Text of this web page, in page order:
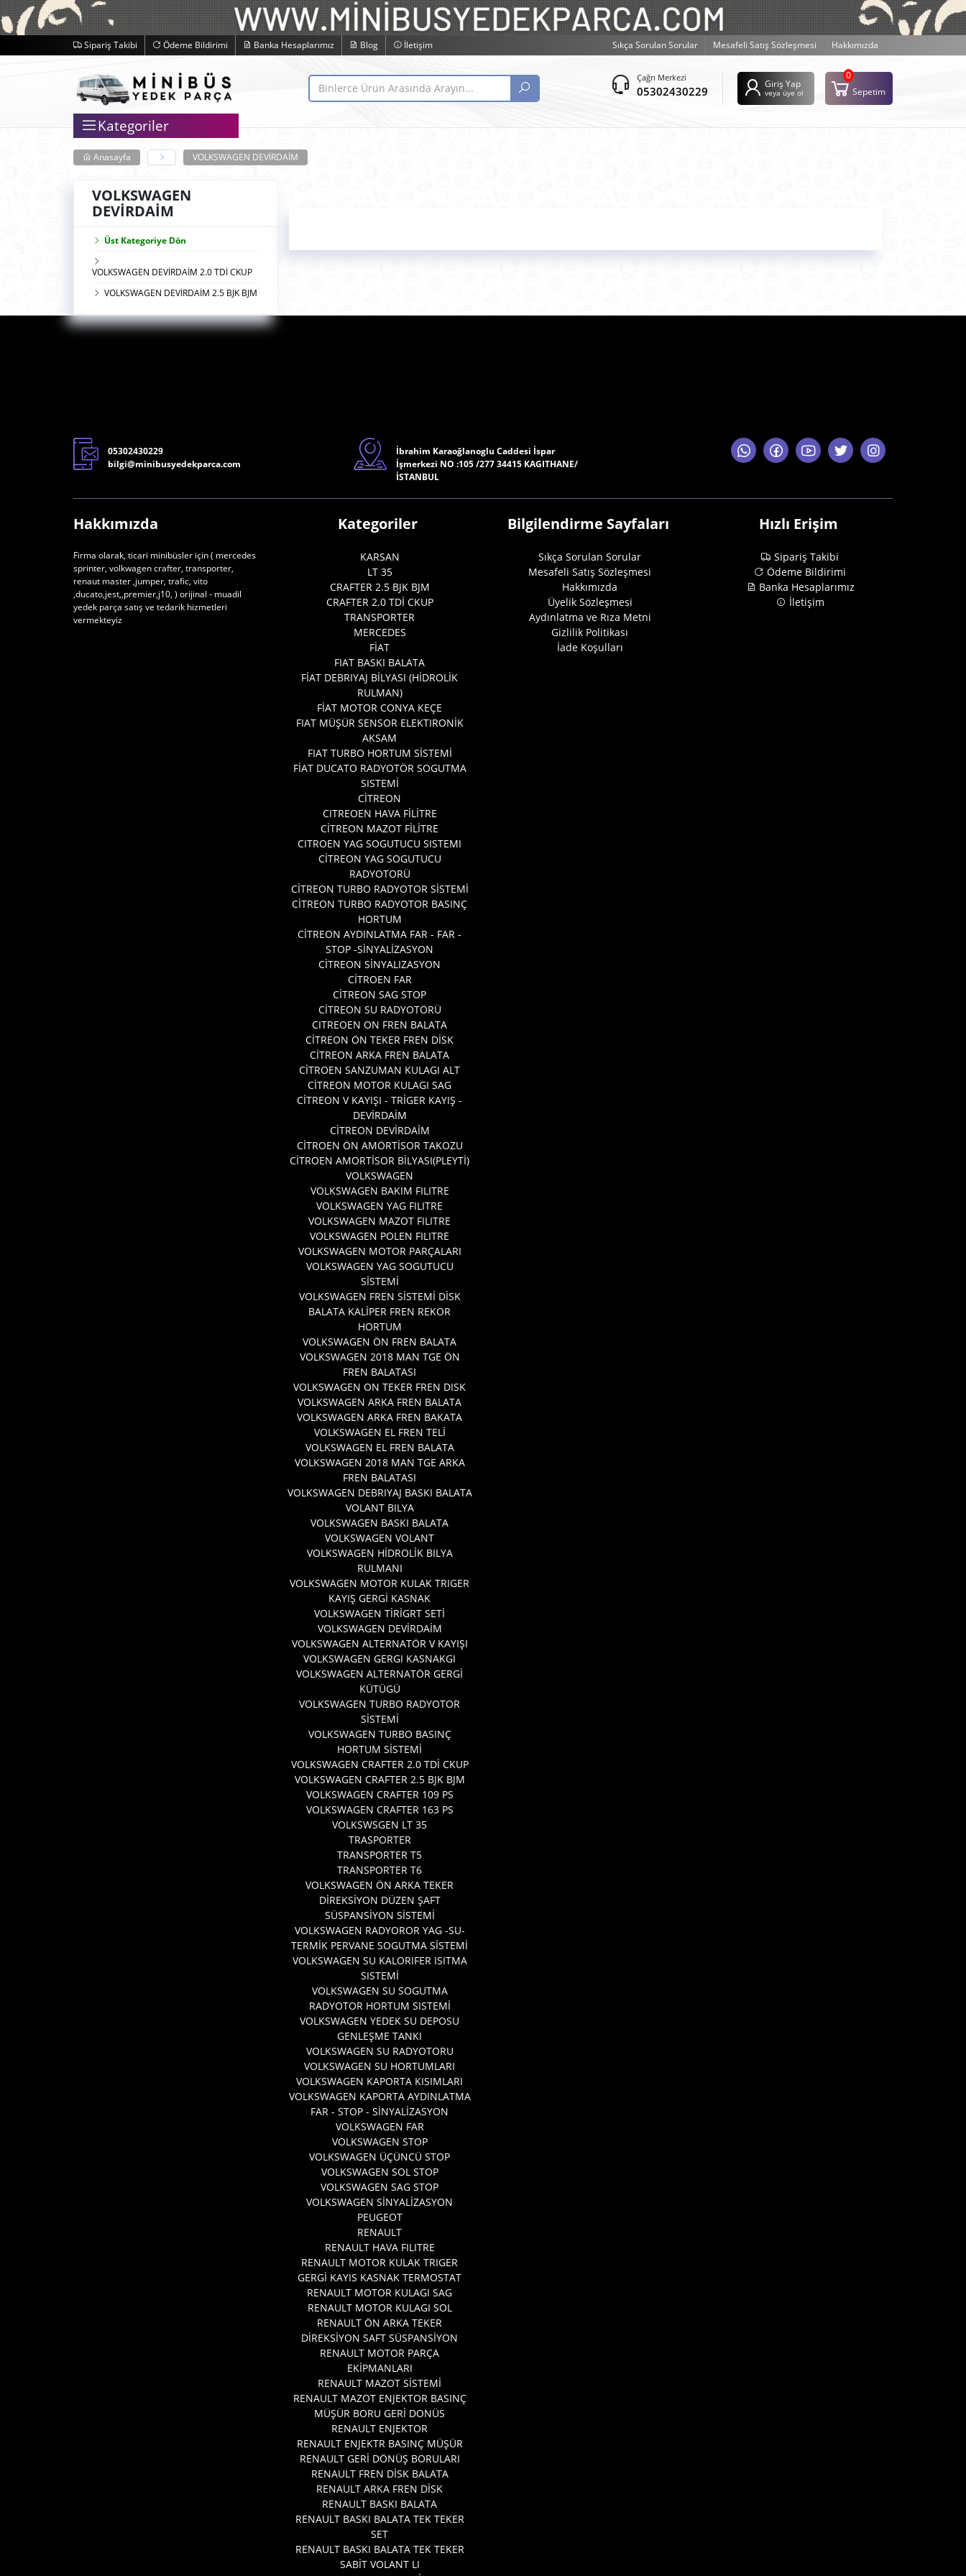
Sipariş Takibi Ödeme Bildirimi Banka Hesaplarımız Blog İletişim Sıkça Sorulan Sorular Mesafeli Satış Sözleşmesi Hakkımızda
Çağrı Merkezi
05302430229
Giriş Yap
veya üye ol
0
Sepetim
Kategoriler
Anasayfa VOLKSWAGEN DEVİRDAİM
VOLKSWAGEN
DEVİRDAİM
Üst Kategoriye Dön
VOLKSWAGEN DEVİRDAİM 2.0 TDİ CKUP
VOLKSWAGEN DEVİRDAİM 2.5 BJK BJM
05302430229
bilgi@minibusyedekparca.com
İbrahim Karaoğlanoglu Caddesi İspar
İşmerkezi NO :105 /277 34415 KAGITHANE/
İSTANBUL
Hakkımızda
Firma olarak, ticari minibüsler için ( mercedes
sprinter, volkwagen crafter, transporter,
renaut master ,jumper, trafic, vito
,ducato,jest,,premier,j10, ) orijinal - muadil
yedek parça satış ve tedarik hizmetleri
vermekteyiz
Kategoriler
KARSAN
LT 35
CRAFTER 2.5 BJK BJM
CRAFTER 2.0 TDİ CKUP
TRANSPORTER
MERCEDES
FİAT
FIAT BASKI BALATA
FİAT DEBRIYAJ BİLYASI (HİDROLİK
RULMAN)
FİAT MOTOR CONYA KEÇE
FIAT MÜŞÜR SENSOR ELEKTIRONİK
AKSAM
FIAT TURBO HORTUM SİSTEMİ
FİAT DUCATO RADYOTÖR SOGUTMA
SISTEMİ
CİTREON
CITREOEN HAVA FİLİTRE
CİTREON MAZOT FİLİTRE
CITROEN YAG SOGUTUCU SISTEMI
CİTREON YAG SOGUTUCU
RADYOTORÜ
CİTREON TURBO RADYOTOR SİSTEMİ
CİTREON TURBO RADYOTOR BASINÇ
HORTUM
CİTREON AYDINLATMA FAR - FAR -
STOP -SİNYALİZASYON
CİTREON SİNYALIZASYON
CİTROEN FAR
CİTREON SAG STOP
CİTREON SU RADYOTÖRÜ
CITREOEN ON FREN BALATA
CİTREON ÖN TEKER FREN DİSK
CİTREON ARKA FREN BALATA
CİTROEN SANZUMAN KULAGI ALT
CİTREON MOTOR KULAGI SAG
CİTREON V KAYIŞI - TRİGER KAYIŞ -
DEVİRDAİM
CİTREON DEVİRDAİM
CİTROEN ÖN AMÖRTİSOR TAKOZU
CİTROEN AMORTİSOR BİLYASI(PLEYTİ)
VOLKSWAGEN
VOLKSWAGEN BAKIM FILITRE
VOLKSWAGEN YAG FILITRE
VOLKSWAGEN MAZOT FILITRE
VOLKSWAGEN POLEN FILITRE
VOLKSWAGEN MOTOR PARÇALARI
VOLKSWAGEN YAG SOGUTUCU
SİSTEMİ
VOLKSWAGEN FREN SİSTEMİ DİSK
BALATA KALİPER FREN REKOR
HORTUM
VOLKSWAGEN ÖN FREN BALATA
VOLKSWAGEN 2018 MAN TGE ÖN
FREN BALATASI
VOLKSWAGEN ON TEKER FREN DISK
VOLKSWAGEN ARKA FREN BALATA
VOLKSWAGEN ARKA FREN BAKATA
VOLKSWAGEN EL FREN TELİ
VOLKSWAGEN EL FREN BALATA
VOLKSWAGEN 2018 MAN TGE ARKA
FREN BALATASI
VOLKSWAGEN DEBRIYAJ BASKI BALATA
VOLANT BILYA
VOLKSWAGEN BASKI BALATA
VOLKSWAGEN VOLANT
VOLKSWAGEN HİDROLİK BILYA
RULMANI
VOLKSWAGEN MOTOR KULAK TRIGER
KAYIŞ GERGİ KASNAK
VOLKSWAGEN TİRİGRT SETİ
VOLKSWAGEN DEVİRDAİM
VOLKSWAGEN ALTERNATÖR V KAYIŞI
VOLKSWAGEN GERGI KASNAKGI
VOLKSWAGEN ALTERNATÖR GERGİ
KÜTÜGÜ
VOLKSWAGEN TURBO RADYOTOR
SİSTEMİ
VOLKSWAGEN TURBO BASINÇ
HORTUM SİSTEMİ
VOLKSWAGEN CRAFTER 2.0 TDİ CKUP
VOLKSWAGEN CRAFTER 2.5 BJK BJM
VOLKSWAGEN CRAFTER 109 PS
VOLKSWAGEN CRAFTER 163 PS
VOLKSWSGEN LT 35
TRASPORTER
TRANSPORTER T5
TRANSPORTER T6
VOLKSWAGEN ÖN ARKA TEKER
DİREKSİYON DÜZEN ŞAFT
SÜSPANSİYON SİSTEMİ
VOLKSWAGEN RADYOROR YAG -SU-
TERMİK PERVANE SOGUTMA SİSTEMİ
VOLKSWAGEN SU KALORIFER ISITMA
SISTEMİ
VOLKSWAGEN SU SOGUTMA
RADYOTOR HORTUM SISTEMİ
VOLKSWAGEN YEDEK SU DEPOSU
GENLEŞME TANKI
VOLKSWAGEN SU RADYOTORU
VOLKSWAGEN SU HORTUMLARI
VOLKSWAGEN KAPORTA KISIMLARI
VOLKSWAGEN KAPORTA AYDINLATMA
FAR - STOP - SİNYALİZASYON
VOLKSWAGEN FAR
VOLKSWAGEN STOP
VOLKSWAGEN ÜÇÜNCÜ STOP
VOLKSWAGEN SOL STOP
VOLKSWAGEN SAG STOP
VOLKSWAGEN SİNYALİZASYON
PEUGEOT
RENAULT
RENAULT HAVA FILITRE
RENAULT MOTOR KULAK TRIGER
GERGİ KAYIS KASNAK TERMOSTAT
RENAULT MOTOR KULAGI SAG
RENAULT MOTOR KULAGI SOL
RENAULT ÖN ARKA TEKER
DİREKSİYON SAFT SÜSPANSİYON
RENAULT MOTOR PARÇA
EKİPMANLARI
RENAULT MAZOT SİSTEMİ
RENAULT MAZOT ENJEKTOR BASINÇ
MÜŞÜR BORU GERİ DONÜS
RENAULT ENJEKTOR
RENAULT ENJEKTR BASINÇ MÜŞÜR
RENAULT GERİ DÖNÜŞ BORULARI
RENAULT FREN DİSK BALATA
RENAULT ARKA FREN DİSK
RENAULT BASKI BALATA
RENAULT BASKI BALATA TEK TEKER
SET
RENAULT BASKI BALATA TEK TEKER
SABİT VOLANT LI
Bilgilendirme Sayfaları
Sıkça Sorulan Sorular
Mesafeli Satış Sözleşmesi
Hakkımızda
Üyelik Sözleşmesi
Aydınlatma ve Rıza Metni
Gizlilik Politikası
İade Koşulları
Hızlı Erişim
Sipariş Takibi
Ödeme Bildirimi
Banka Hesaplarımız
İletişim